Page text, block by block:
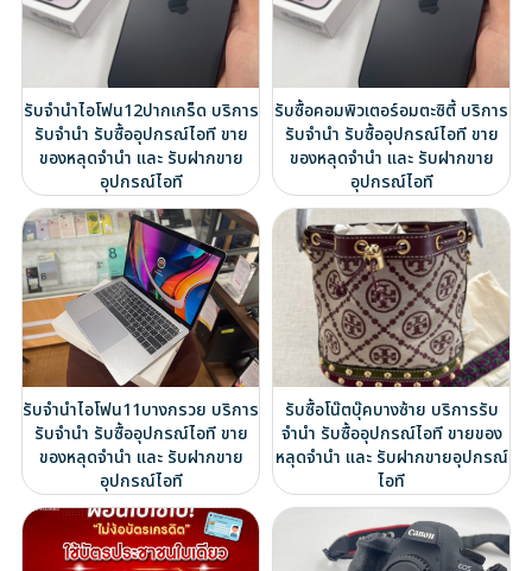
รับจำนำไอโฟน12ปากเกร็ด บริการ
รับจำนำ รับซื้ออุปกรณ์ไอที ขาย
ของหลุดจำนำ และ รับฝากขาย
อุปกรณ์ไอที
รับซื้อคอมพิวเตอร์อมตะซิตี้ บริการ
รับจำนำ รับซื้ออุปกรณ์ไอที ขาย
ของหลุดจำนำ และ รับฝากขาย
อุปกรณ์ไอที
รับจำนำไอโฟน11บางกรวย บริการ
รับจำนำ รับซื้ออุปกรณ์ไอที ขาย
ของหลุดจำนำ และ รับฝากขาย
อุปกรณ์ไอที
รับซื้อโน๊ตบุ๊คบางซ้าย บริการรับ
จำนำ รับซื้ออุปกรณ์ไอที ขายของ
หลุดจำนำ และ รับฝากขายอุปกรณ์
ไอที